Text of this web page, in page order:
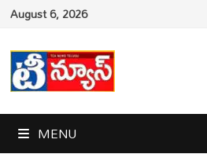
Skip
content
August 6, 2026
MENU